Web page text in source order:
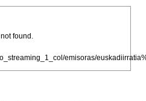
found.
emisoras/